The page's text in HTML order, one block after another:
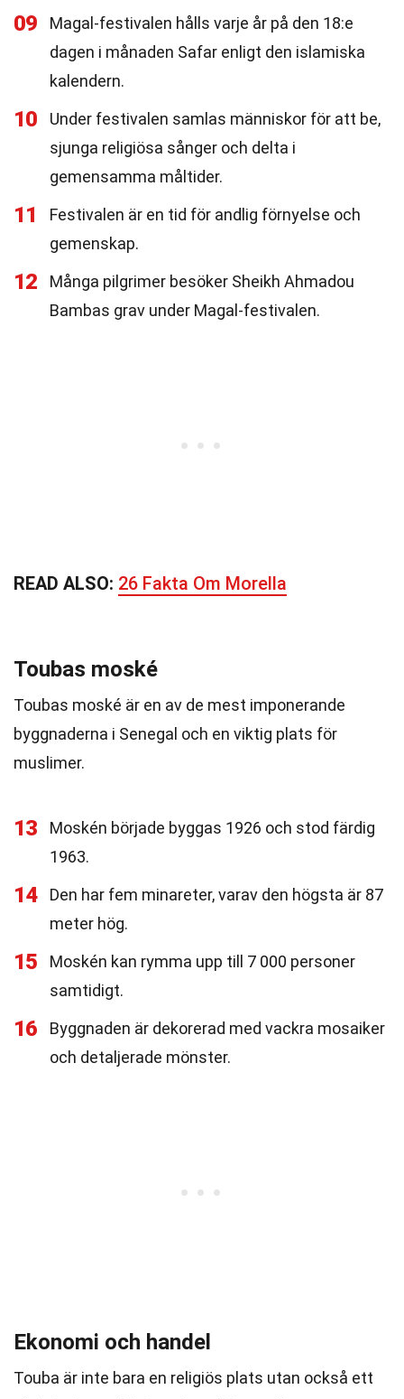
09
Magal-festivalen hålls varje år på den 18:e
dagen i månaden Safar enligt den islamiska
kalendern.
10
Under festivalen samlas människor för att be,
sjunga religiösa sånger och delta i
gemensamma måltider.
11
Festivalen är en tid för andlig förnyelse och
gemenskap.
12
Många pilgrimer besöker Sheikh Ahmadou
Bambas grav under Magal-festivalen.
READ ALSO: 26 Fakta Om Morella
Toubas moské
Toubas moské är en av de mest imponerande
byggnaderna i Senegal och en viktig plats för
muslimer.
13
Moskén började byggas 1926 och stod färdig
1963.
14
Den har fem minareter, varav den högsta är 87
meter hög.
15
Moskén kan rymma upp till 7 000 personer
samtidigt.
16
Byggnaden är dekorerad med vackra mosaiker
och detaljerade mönster.
Ekonomi och handel
Touba är inte bara en religiös plats utan också ett